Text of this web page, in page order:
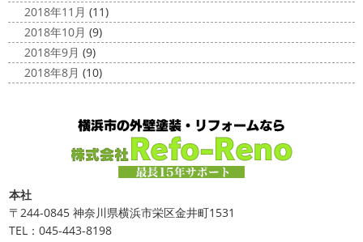
2018年11月 (11)
2018年10月 (9)
2018年9月 (9)
2018年8月 (10)
本社
〒244-0845 神奈川県横浜市栄区金井町1531
TEL：045-443-8198